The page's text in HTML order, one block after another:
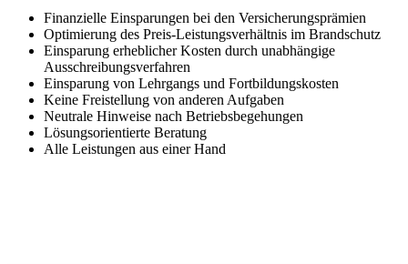
Finanzielle Einsparungen bei den Versicherungsprämien
Optimierung des Preis-Leistungsverhältnis im Brandschutz
Einsparung erheblicher Kosten durch unabhängige
Ausschreibungsverfahren
Einsparung von Lehrgangs und Fortbildungskosten
Keine Freistellung von anderen Aufgaben
Neutrale Hinweise nach Betriebsbegehungen
Lösungsorientierte Beratung
Alle Leistungen aus einer Hand